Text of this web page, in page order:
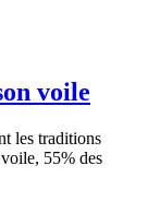
voile
les traditions
55% des